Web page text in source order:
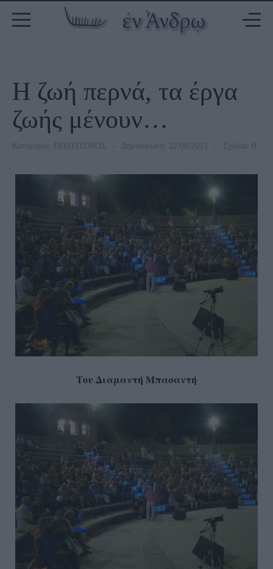
Η ζωή περνά, τα έργα
ζωής μένουν…
Κατηγορία: ΠΟΛΙΤΙΣΜΟΣ Δημοσίευση: 22/08/2015 Σχόλια: 0
Του Διαμαντή Μπασαντή